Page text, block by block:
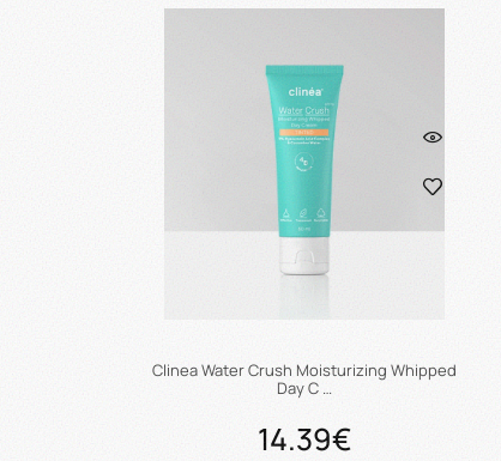
Clinea Water Crush Moisturizing Whipped
Day C …
14.39€